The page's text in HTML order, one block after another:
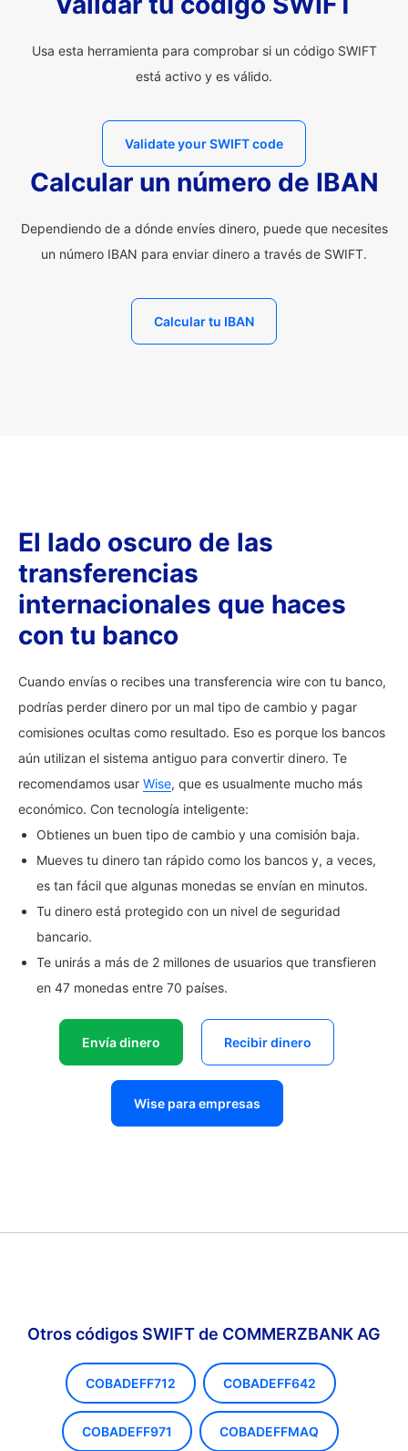
Usa esta herramienta para comprobar si un código SWIFT
está activo y es válido.
Validate your SWIFT code
Calcular un número de IBAN
Dependiendo de a dónde envíes dinero, puede que necesites
un número IBAN para enviar dinero a través de SWIFT.
Calcular tu IBAN
El lado oscuro de las
transferencias
internacionales que haces
con tu banco
Cuando envías o recibes una transferencia wire con tu banco,
podrías perder dinero por un mal tipo de cambio y pagar
comisiones ocultas como resultado. Eso es porque los bancos
aún utilizan el sistema antiguo para convertir dinero. Te
recomendamos usar Wise, que es usualmente mucho más
económico. Con tecnología inteligente:
Obtienes un buen tipo de cambio y una comisión baja.
Mueves tu dinero tan rápido como los bancos y, a veces,
es tan fácil que algunas monedas se envían en minutos.
Tu dinero está protegido con un nivel de seguridad
bancario.
Te unirás a más de 2 millones de usuarios que transfieren
en 47 monedas entre 70 países.
Envía dinero Recibir dinero
Wise para empresas
Otros códigos SWIFT de COMMERZBANK AG
COBADEFF712 COBADEFF642
COBADEFF971 COBADEFFMAQ